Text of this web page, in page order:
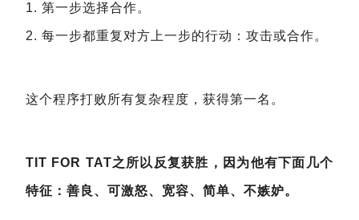
1. 第一步选择合作。
2. 每一步都重复对方上一步的行动：攻击或合作。
这个程序打败所有复杂程度，获得第一名。
TIT FOR TAT之所以反复获胜，因为他有下面几个
特征：善良、可激怒、宽容、简单、不嫉妒。